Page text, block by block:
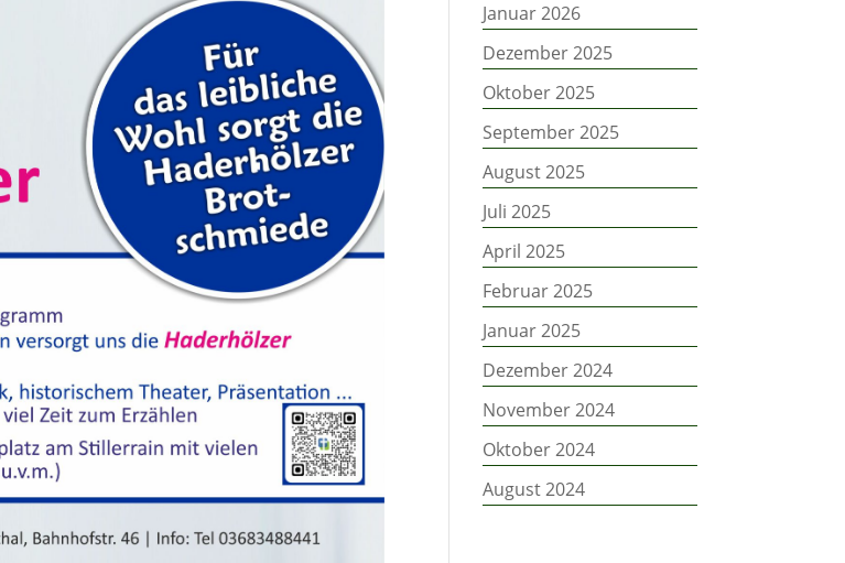
Januar 2026
Dezember 2025
Oktober 2025
September 2025
August 2025
Juli 2025
April 2025
Februar 2025
Januar 2025
Dezember 2024
November 2024
Oktober 2024
August 2024